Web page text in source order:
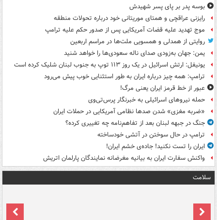
بوسه‌ پدر بر پای پسر شهیدش
رایزنی عراقچی و همتای موریتانی خود درباره تحولات منطقه
موج تهدید علیه قضات آمریکایی پس از صدور حکم علیه ترامپ
روایتی از همدلی و همسویی ملت‌ها در مراسم اربعین
یمن: جهان به‌زودی صدای ناله سعودی‌ها را خواهد شنید
یونیفل: ارتش اسرائیل در یک روز ۱۱۳ توپ به جنوب لبنان شلیک کرده است
ترامپ: همه چیز درباره ایران به طور استثنایی خوب پیش می‌رود
عبور از خط قرمز ایران یعنی مرگ!
حمله نیروهای اسرائیلی به خبرنگار پرس‌تی‌وی
«ضربه مغزی» شدن صدها نظامی آمریکایی در حملات ایران
جنگ در جبهه لبنان بعد از تفاهم‌نامه چه تغییری کرده؟
ترامپ در حال سوختن در آتشی خودساخته
ایران را تست نکنید! جاده‌ی خشم ایران!
واکنش سفارت ایران به بیانیه مغرضانه نمایندگان پارلمان اتریش
سلامت